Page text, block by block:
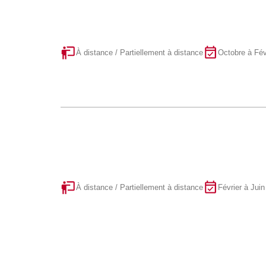
À distance / Partiellement à distance Octobre à
À distance / Partiellement à distance Février à Juin